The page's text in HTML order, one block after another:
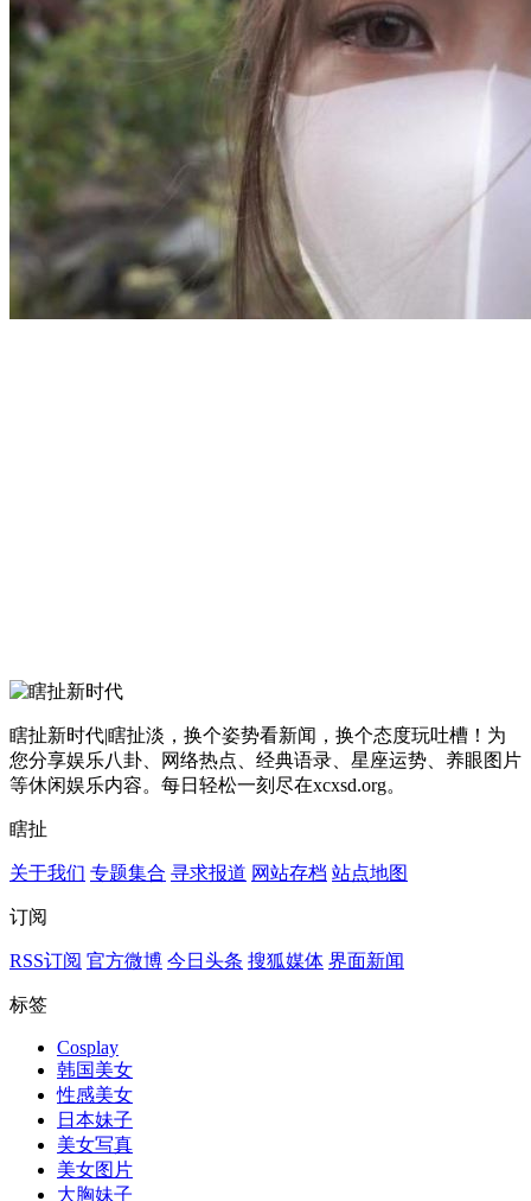
瞎扯新时代|瞎扯淡，换个姿势看新闻，换个态度玩吐槽！为
您分享娱乐八卦、网络热点、经典语录、星座运势、养眼图片
等休闲娱乐内容。每日轻松一刻尽在xcxsd.org。
瞎扯
关于我们 专题集合 寻求报道 网站存档 站点地图
订阅
RSS订阅 官方微博 今日头条 搜狐媒体 界面新闻
标签
Cosplay
韩国美女
性感美女
日本妹子
美女写真
美女图片
大胸妹子